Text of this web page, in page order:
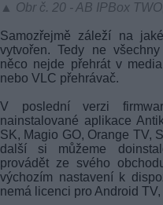
▲ Obr č. 20 - AB IPBox
Samozřejmě záleží na
vytvořen. Tedy ne
něco nejde přehrát v
nebo VLC přehrávač.
V poslední verzi
nainstalované aplikace
SK, Magio GO, Orange TV,
další si můžeme
provádět ze svého
výchozím nastavení k
nemá licenci pro Android